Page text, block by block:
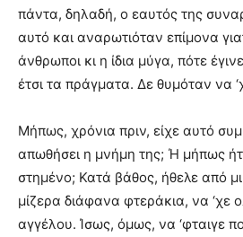
πάντα, δηλαδή, ο εαυτός της
αυτό και αναρωτιόταν επίμονα
άνθρωποι κι η ίδια μύγα, πότε
έτσι τα πράγματα. Δε θυμόταν να
Μήπως, χρόνια πριν, είχε αυτό
απωθήσει η μνήμη της; Ή μήπως
στημένο; Κατά βάθος, ήθελε από
μίζερα διάφανα φτεράκια, να ‘χε
αγγέλου. Ίσως, όμως, να ‘φταιγε